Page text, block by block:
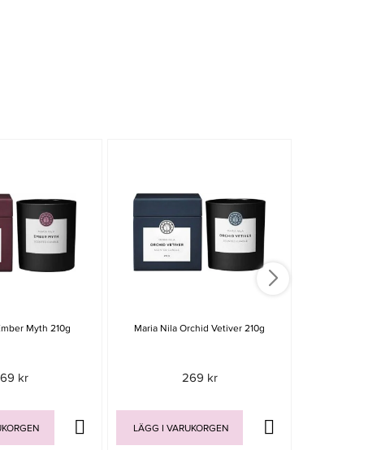
Myth 210g
kr
Maria Nila Orchid Vetiver 210g
269 kr
LÄGG I VARUKORGEN